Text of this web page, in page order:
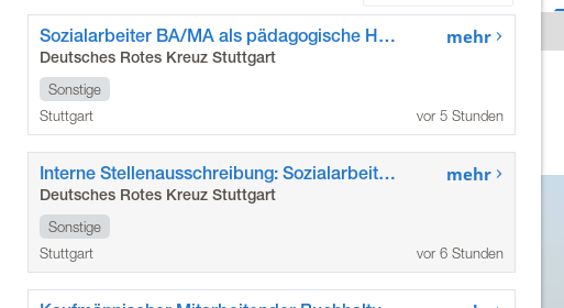
Sozialarbeiter BA/MA als pädagogische Hausleitung
Deutsches Rotes Kreuz Stuttgart
Sonstige
Stuttgart
mehr
vor 5 Stunden
Interne Stellenausschreibung: Sozialarbeiter BA/MA als pädagogische Hausleitung
Deutsches Rotes Kreuz Stuttgart
Sonstige
Stuttgart
mehr
vor 6 Stunden